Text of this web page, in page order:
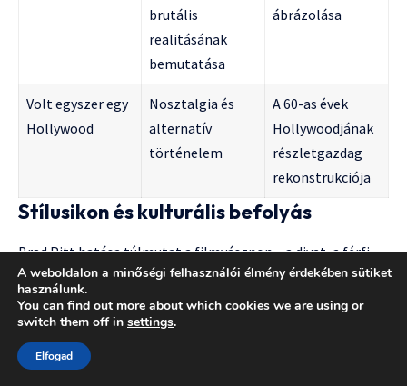
brutális
realitásának
bemutatása
ábrázolása
Volt egyszer egy
Hollywood
Nosztalgia és
alternatív
történelem
A 60-as évek
Hollywoodjának
részletgazdag
rekonstrukciója
Stílusikon és kulturális befolyás
Brad Pitt hatása túlmutat a filmvásznon – a divat, a férfi
szépségideál és a celebritás-kultúra területén is
maradandó nyomot hagyott. Különböző filmszerepeihez
kapcsolódó megjelenései – Tyler Durden vörös bőrdzsekije,
Rusty Ryan vintage öltönyei vagy Cliff Booth farmerja és
hawaiian ingje – divattrendeket indítottak el.
A weboldalon a minőségi felhasználói élmény érdekében sütiket
használunk.
You can find out more about which cookies we are using or
switch them off in settings.
Elfogad